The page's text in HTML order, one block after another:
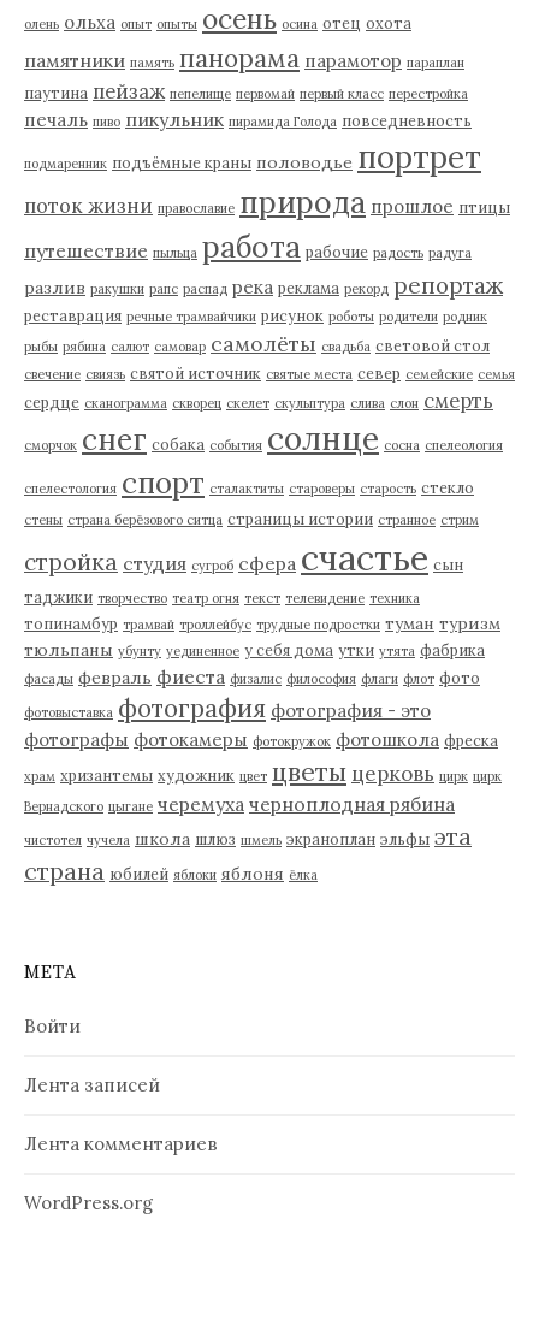
олень ольха опыт опыты осень осина отец охота
памятники память панорама парамотор параплан
паутина пейзаж пепелище первомай первый класс перестройка
печаль пиво пикульник пирамида Голода повседневность
подмаренник подъёмные краны половодье портрет
поток жизни православие природа прошлое птицы
путешествие пыльца работа рабочие радость радуга
разлив ракушки рапс распад река реклама рекорд репортаж
реставрация речные трамвайчики рисунок роботы родители родник
рыбы рябина салют самовар самолёты свадьба световой стол
свечение свиязь святой источник святые места север семейские семья
сердце сканограмма скворец скелет скульптура слива слон смерть
сморчок снег собака события солнце сосна спелеология
спелестология спорт сталактиты староверы старость стекло
стены страна берёзового ситца страницы истории странное стрим
стройка студия сугроб сфера счастье сын
таджики творчество театр огня текст телевидение техника
топинамбур трамвай троллейбус трудные подростки туман туризм
тюльпаны убунту уединенное у себя дома утки утята фабрика
фасады февраль фиеста физалис философия флаги флот фото
фотовыставка фотография фотография - это
фотографы фотокамеры фотокружок фотошкола фреска
храм хризантемы художник цвет цветы церковь цирк цирк
Вернадского цыгане черемуха черноплодная рябина
чистотел чучела школа шлюз шмель экраноплан эльфы эта
страна юбилей яблоки яблоня ёлка
МЕТА
Войти
Лента записей
Лента комментариев
WordPress.org